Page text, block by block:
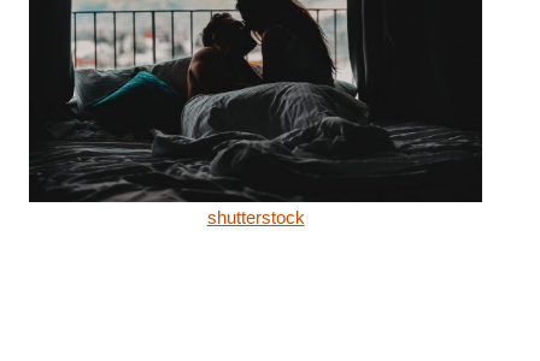
shutterstock